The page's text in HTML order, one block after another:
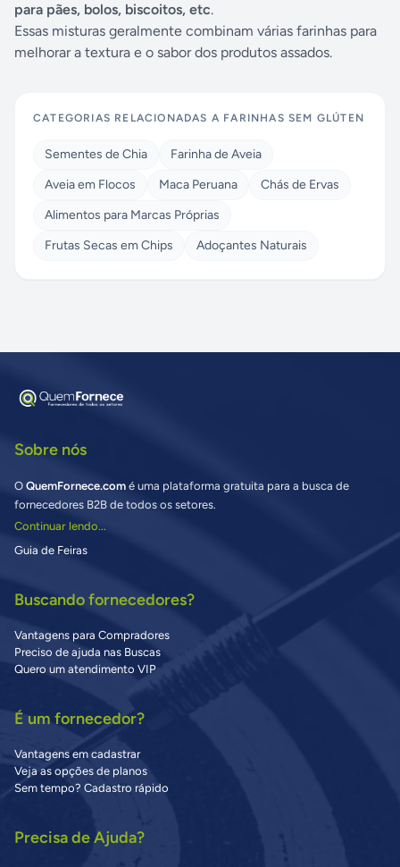
para pães, bolos, biscoitos, etc.
Essas misturas geralmente combinam várias farinhas para
melhorar a textura e o sabor dos produtos assados.
CATEGORIAS RELACIONADAS A FARINHAS SEM GLÚTEN
Sementes de Chia
Farinha de Aveia
Aveia em Flocos
Maca Peruana
Chás de Ervas
Alimentos para Marcas Próprias
Frutas Secas em Chips
Adoçantes Naturais
Sobre nós
O QuemFornece.com é uma plataforma gratuita para a busca de
fornecedores B2B de todos os setores.
Continuar lendo...
Guia de Feiras
Buscando fornecedores?
Vantagens para Compradores
Preciso de ajuda nas Buscas
Quero um atendimento VIP
É um fornecedor?
Vantagens em cadastrar
Veja as opções de planos
Sem tempo? Cadastro rápido
Precisa de Ajuda?